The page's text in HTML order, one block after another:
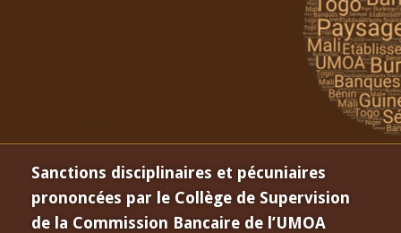
Sanctions disciplinaires et pécuniaires
prononcées par le Collège de Supervision
de la Commission Bancaire de l’UMOA